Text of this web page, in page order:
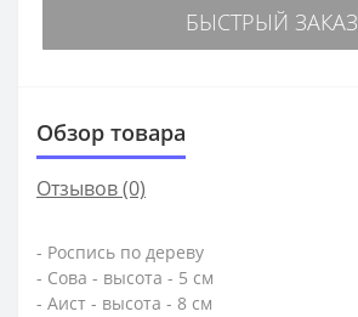
БЫСТРЫЙ ЗАКАЗ
Обзор товара
Отзывов (0)
- Роспись по дереву
- Сова - высота - 5 см
- Аист - высота - 8 см